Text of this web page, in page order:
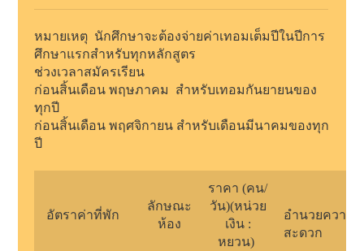
หมายเหตุ นักศึกษาจะต้องจ่ายค่าเทอมเต็มปีในปีการ
ศึกษาแรกสำหรับทุกหลักสูตร
ช่วงเวลาสมัครเรียน
ก่อนสิ้นเดือนพฤษภาคม
สำหรับเทอมกันยายนของ
ทุกปี
ก่อนสิ้นเดือนพฤศจิกายน สำหรับเดือนมีนาคมของทุก
ปี
อัตราค่าที่พัก
ลักษณะ
ห้อง
ราคา (คน/
วัน)(หน่วย
เงิน :
หยวน)
อำนวยความ
สะดวก